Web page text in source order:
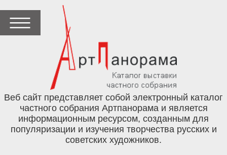
Веб сайт представляет собой электронный каталог
частного собрания Артпанорама и является
информационным ресурсом, созданным для
популяризации и изучения творчества русских и
советских художников.